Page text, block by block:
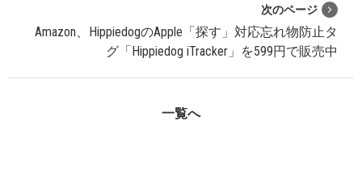
次のページ
Amazon、HippiedogのApple「探す」対応忘れ物防止タ
グ「Hippiedog iTracker」を599円で販売中
一覧へ